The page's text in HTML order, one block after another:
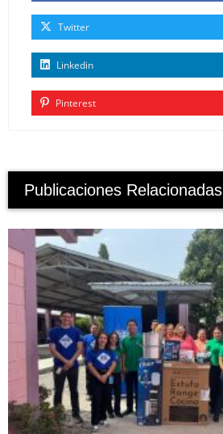
Twitter
Linkedin
Pinterest
Publicaciones Relacionadas